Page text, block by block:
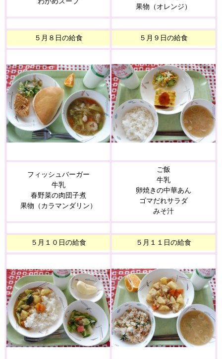
果物（オレンジ）
５月８日の給食 ５月９日の給食
フィッシュバーガー
牛乳
春野菜の肉団子煮
果物（カラマンダリン）
ご飯
牛乳
卵焼きの中華あん
ゴマだれサラダ
みそ汁
５月１０日の給食 ５月１１日の給食